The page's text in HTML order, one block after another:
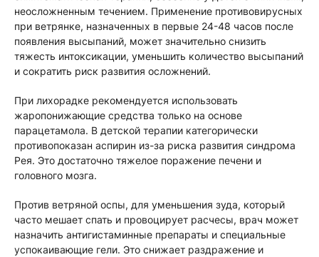
неосложненным течением. Применение противовирусных
при ветрянке, назначенных в первые 24-48 часов после
появления высыпаний, может значительно снизить
тяжесть интоксикации, уменьшить количество высыпаний
и сократить риск развития осложнений.
При лихорадке рекомендуется использовать
жаропонижающие средства только на основе
парацетамола. В детской терапии категорически
противопоказан аспирин из-за риска развития синдрома
Рея. Это достаточно тяжелое поражение печени и
головного мозга.
Против ветряной оспы, для уменьшения зуда, который
часто мешает спать и провоцирует расчесы, врач может
назначить антигистаминные препараты и специальные
успокаивающие гели. Это снижает раздражение и